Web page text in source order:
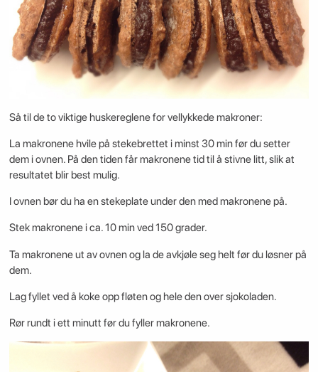
Så til de to viktige huskereglene for vellykkede makroner:
La makronene hvile på stekebrettet i minst 30 min før du setter
dem i ovnen. På den tiden får makronene tid til å stivne litt, slik at
resultatet blir best mulig.
I ovnen bør du ha en stekeplate under den med makronene på.
Stek makronene i ca. 10 min ved 150 grader.
Ta makronene ut av ovnen og la de avkjøle seg helt før du løsner på
dem.
Lag fyllet ved å koke opp fløten og hele den over sjokoladen.
Rør rundt i ett minutt før du fyller makronene.